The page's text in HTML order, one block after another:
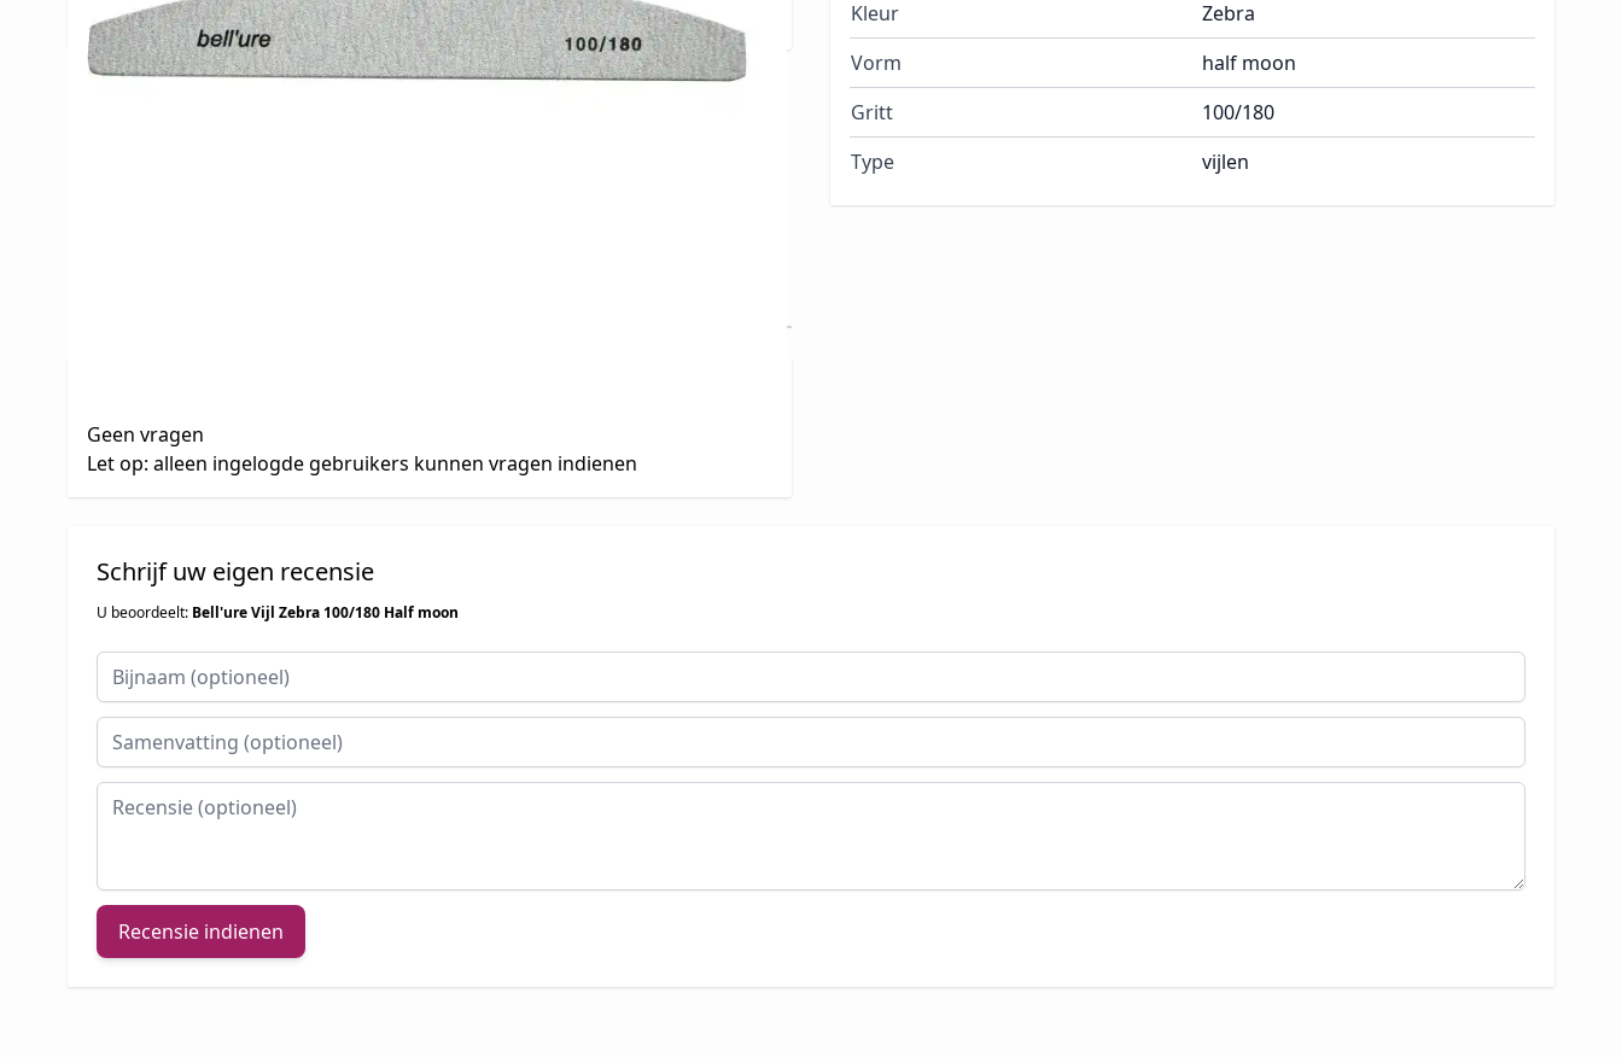
in de kleur grijs of zwart. Per stuk.
Kleur
Zebra
Vorm
half moon
Gritt
100/180
Type
vijlen
Geen vragen
Let op: alleen ingelogde gebruikers kunnen vragen indienen
Schrijf uw eigen recensie
U beoordeelt: Bell'ure Vijl Zebra 100/180 Half moon
Bijnaam
Samenvatting
Recensie
Recensie indienen